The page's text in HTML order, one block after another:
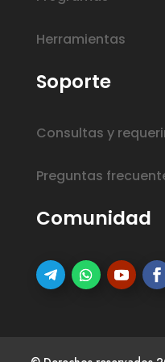
Herramientas
Soporte
Consultas y
Preguntas
Comunidad